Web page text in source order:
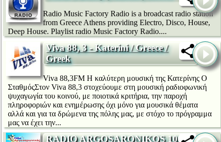
Radio Music Factory Radio is a broadcast radio station
from Greece Athens providing Electro, Disco, House,
Deep House. Playlist radio Music Factory Radio....
Viva 88, 3 - Katerini / Greece /
Greek
Viva 88,3FM Η καλύτερη μουσική της Κατερίνης Ο
ΣταθμόςΣτον Viva 88,3 στοχεύουμε στη μουσική ραδιοφωνική
ψυχαγωγία του κοινού, με ποιοτικά κριτήρια, την παροχή
πληροφοριών και ενημέρωσης όχι μόνο για μουσικά θέματα
αλλά και για τα δρώμενα της πόλης μας, με στόχο το πρόγραμμα
μας να έχει την...
RADIO ARGOSARONIKOS 106, 4